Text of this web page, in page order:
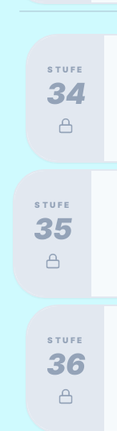
STUFE
34
STUFE
35
STUFE
36